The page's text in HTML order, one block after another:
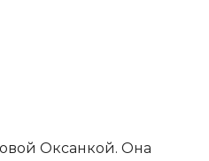
Оксанкой. Она